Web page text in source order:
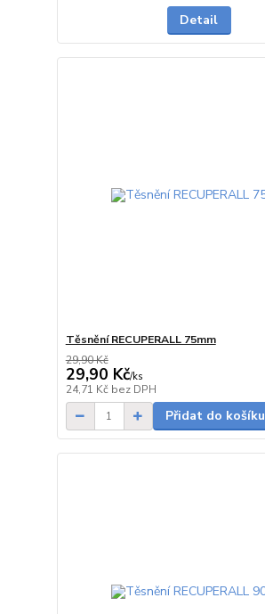
Detail
Těsnění RECUPERALL 75mm
29,90 Kč
29,90 Kč/ks
24,71 Kč bez DPH
Přidat do košíku